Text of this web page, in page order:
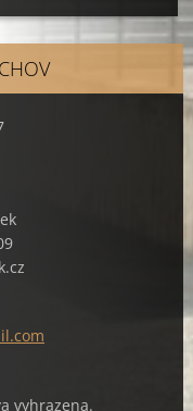
l.com
vyhrazena.